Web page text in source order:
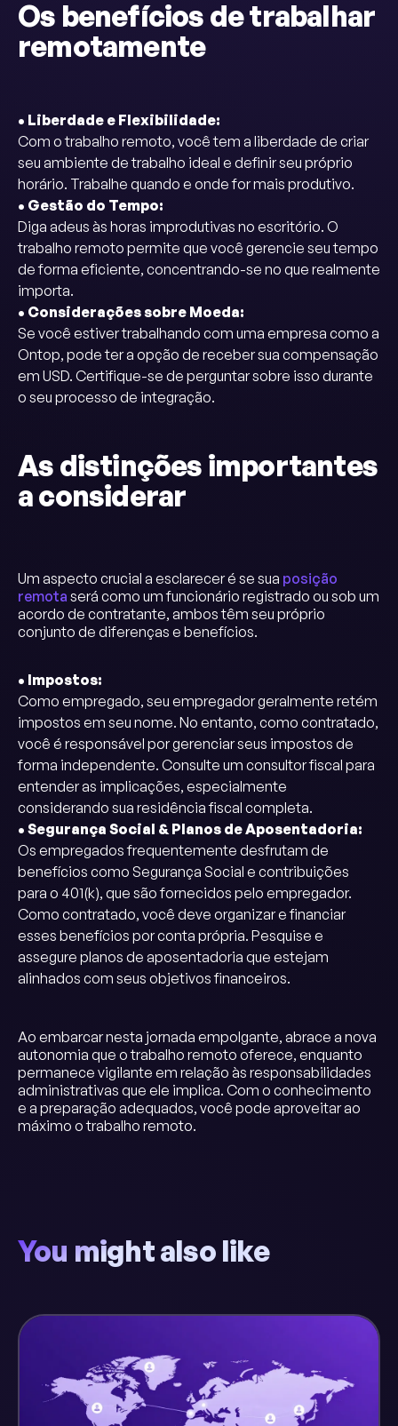
Os benefícios de trabalhar
remotamente
• Liberdade e Flexibilidade:
Com o trabalho remoto, você tem a liberdade de criar
seu ambiente de trabalho ideal e definir seu próprio
horário. Trabalhe quando e onde for mais produtivo.
• Gestão do Tempo:
Diga adeus às horas improdutivas no escritório. O
trabalho remoto permite que você gerencie seu tempo
de forma eficiente, concentrando-se no que realmente
importa.
• Considerações sobre Moeda:
Se você estiver trabalhando com uma empresa como a
Ontop, pode ter a opção de receber sua compensação
em USD. Certifique-se de perguntar sobre isso durante
o seu processo de integração.
As distinções importantes
a considerar
Um aspecto crucial a esclarecer é se sua posição
remota será como um funcionário registrado ou sob um
acordo de contratante, ambos têm seu próprio
conjunto de diferenças e benefícios.
• Impostos:
Como empregado, seu empregador geralmente retém
impostos em seu nome. No entanto, como contratado,
você é responsável por gerenciar seus impostos de
forma independente. Consulte um consultor fiscal para
entender as implicações, especialmente
considerando sua residência fiscal completa.
• Segurança Social & Planos de Aposentadoria:
Os empregados frequentemente desfrutam de
benefícios como Segurança Social e contribuições
para o 401(k), que são fornecidos pelo empregador.
Como contratado, você deve organizar e financiar
esses benefícios por conta própria. Pesquise e
assegure planos de aposentadoria que estejam
alinhados com seus objetivos financeiros.
Ao embarcar nesta jornada empolgante, abrace a nova
autonomia que o trabalho remoto oferece, enquanto
permanece vigilante em relação às responsabilidades
administrativas que ele implica. Com o conhecimento
e a preparação adequados, você pode aproveitar ao
máximo o trabalho remoto.
You might also like